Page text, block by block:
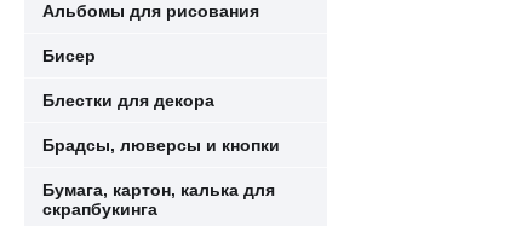
Альбомы для рисования
Бисер
Блестки для декора
Брадсы, люверсы и кнопки
Бумага, картон, калька для
скрапбукинга